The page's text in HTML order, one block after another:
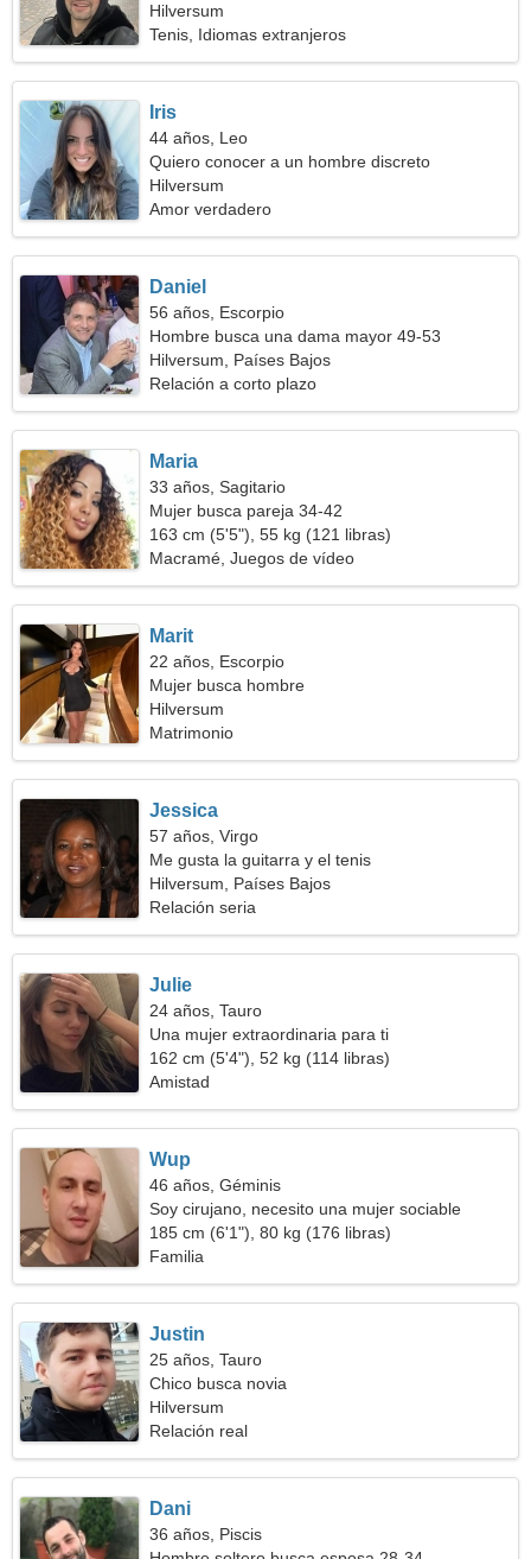
Hilversum
Tenis, Idiomas extranjeros
Iris
44 años, Leo
Quiero conocer a un hombre discreto
Hilversum
Amor verdadero
Daniel
56 años, Escorpio
Hombre busca una dama mayor 49-53
Hilversum, Países Bajos
Relación a corto plazo
Maria
33 años, Sagitario
Mujer busca pareja 34-42
163 cm (5'5"), 55 kg (121 libras)
Macramé, Juegos de vídeo
Marit
22 años, Escorpio
Mujer busca hombre
Hilversum
Matrimonio
Jessica
57 años, Virgo
Me gusta la guitarra y el tenis
Hilversum, Países Bajos
Relación seria
Julie
24 años, Tauro
Una mujer extraordinaria para ti
162 cm (5'4"), 52 kg (114 libras)
Amistad
Wup
46 años, Géminis
Soy cirujano, necesito una mujer sociable
185 cm (6'1"), 80 kg (176 libras)
Familia
Justin
25 años, Tauro
Chico busca novia
Hilversum
Relación real
Dani
36 años, Piscis